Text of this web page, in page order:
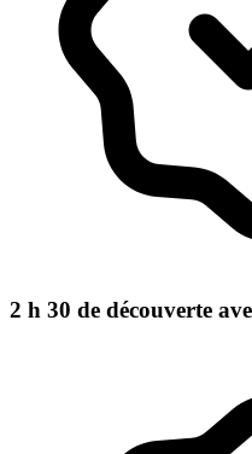
2 h 30 de découverte